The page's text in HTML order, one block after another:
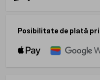
Posibilitate de plată